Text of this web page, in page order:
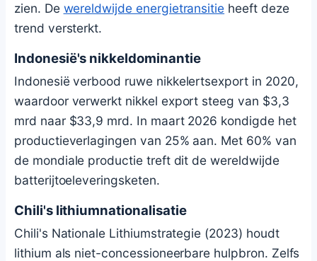
zien. De wereldwijde energietransitie heeft deze
trend versterkt.
Indonesië's nikkeldominantie
Indonesië verbood ruwe nikkelertsexport in 2020,
waardoor verwerkt nikkel export steeg van $3,3
mrd naar $33,9 mrd. In maart 2026 kondigde het
productieverlagingen van 25% aan. Met 60% van
de mondiale productie treft dit de wereldwijde
batterijtoeleveringsketen.
Chili's lithiumnationalisatie
Chili's Nationale Lithiumstrategie (2023) houdt
lithium als niet-concessioneerbare hulpbron. Zelfs